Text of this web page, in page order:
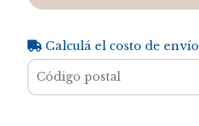
Calculá el costo de envío